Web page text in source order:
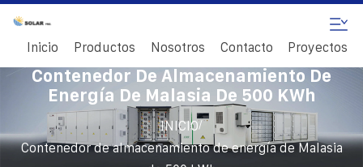
Inicio Productos Nosotros Contacto Proyectos
Contenedor De Almacenamiento De
Energía De Malasia De 500 KWh
INICIO/
Contenedor de almacenamiento de energía de Malasia